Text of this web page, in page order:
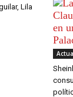
Lila